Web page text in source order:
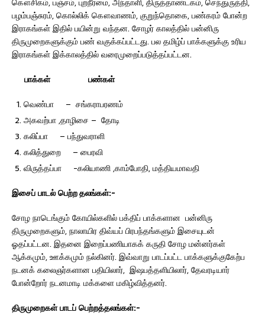
பழம்பஞ்சுரம், கொல்லிக் கௌவாணம், குறுந்தொகை, பண்கரம் போன்ற
இராகங்கள் இதில் பயின்று வந்தன. சோழர் காலத்தில் பன்னிரு
திருமுறைகளுக்கும் பண் வகுக்கப்பட்டது. பல தமிழ்ப் பாக்களுக்கு உரிய
இராகங்கள் இக்காலத்தில் வரைமுறைப்படுத்தப்பட்டன.
பாக்கள்
பண்கள்
வெண்பா – சங்கராபரணம்
அகவற்பா ,தாழிசை – தோடி
கலிப்பா – பந்துவராளி
கலித்துறை – பைரவி
விருத்தப்பா -கலியாணி ,காம்போதி, மத்தியமாவதி
இசைப்பாடல்பெற்ற தலங்கள்:-
சோழ நாடெங்கும் கோயில்களில் பக்திப் பாக்களான பன்னிரு
திருமுறைகளும், நாலாயிர திவ்யப் பிரபந்தங்களும் இசையுடன்
ஓதப்பட்டன. இதனை இறைப்பணியாகக் கருதி சோழ மன்னர்கள்
ஆக்கமும், ஊக்கமும் நல்கினர். இவ்வாறு பாடப்பட்ட பாக்களுக்குகேற்ப
நடனக் கலைஞர்களான பதியிலார், இஷபத்தளியிலார், தேவரடியார்
போன்றோர் நடனமாடி மக்களை மகிழ்வித்தனர்.
திருமுறைகள்பாடப்பெற்றத்தலங்கள்:-